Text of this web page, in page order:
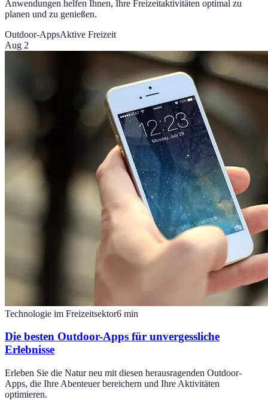
Anwendungen helfen Ihnen, Ihre Freizeitaktivitäten optimal zu
planen und zu genießen.
Outdoor-AppsAktive Freizeit
Aug 2
Technologie im Freizeitsektor6 min
Die besten Outdoor-Apps für unvergessliche
Erlebnisse
Erleben Sie die Natur neu mit diesen herausragenden Outdoor-
Apps, die Ihre Abenteuer bereichern und Ihre Aktivitäten
optimieren.